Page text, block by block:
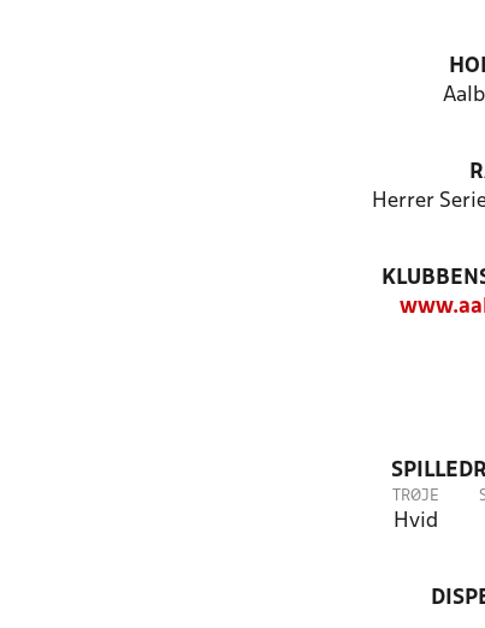
Herrer
TRØJE
Hvid